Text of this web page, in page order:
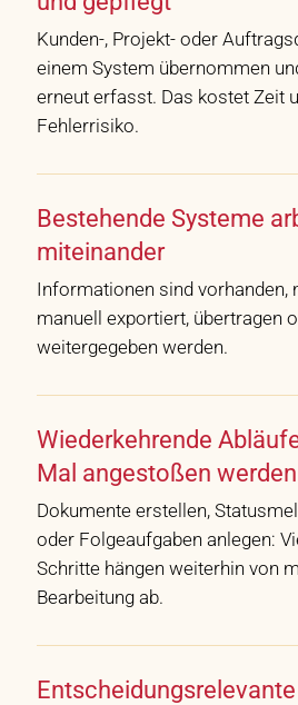
Kunden-, Projekt- oder
einem System übernommen
erneut erfasst. Das kostet Zeit
Fehlerrisiko.
Bestehende Systeme
miteinander
Informationen sind vorhanden,
manuell exportiert, übertragen
weitergegeben werden.
Wiederkehrende
Mal angestoßen werden
Dokumente erstellen,
oder Folgeaufgaben anlegen:
Schritte hängen weiterhin von
Bearbeitung ab.